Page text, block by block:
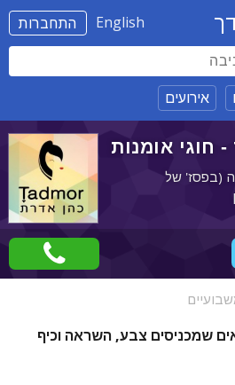
התחברות English
אירועים
חוגי אומנות
(בפסז' של
שמכניסים צבע, השראה וכיף